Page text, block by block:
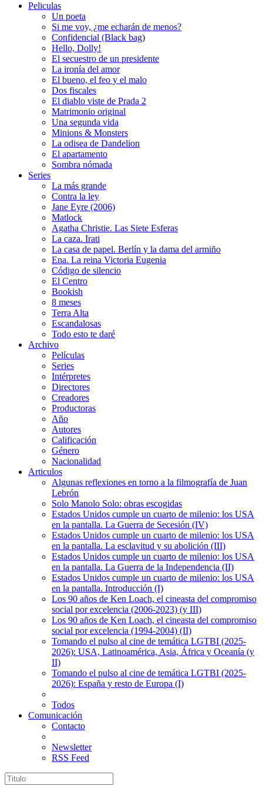
Peliculas
Un poeta
Si me voy, ¿me echarán de menos?
Confidencial (Black bag)
Hello, Dolly!
El secuestro de un presidente
La ironía del amor
El bueno, el feo y el malo
Dos fiscales
El diablo viste de Prada 2
Matrimonio original
Una segunda vida
Minions & Monsters
La odisea de Dandelion
El apartamento
Sombra nómada
Series
La más grande
Contra la ley
Jane Eyre (2006)
Matlock
Agatha Christie. Las Siete Esferas
La caza. Irati
La casa de papel. Berlín y la dama del armiño
Ena. La reina Victoria Eugenia
Código de silencio
El Centro
Bookish
8 meses
Terra Alta
Escandalosas
Todo esto te daré
Archivo
Películas
Series
Intérpretes
Directores
Creadores
Productoras
Año
Autores
Calificación
Género
Nacionalidad
Articulos
Algunas reflexiones en torno a la filmografía de Juan
Lebrón
Solo Manolo Solo: obras escogidas
Estados Unidos cumple un cuarto de milenio: los USA
en la pantalla. La Guerra de Secesión (IV)
Estados Unidos cumple un cuarto de milenio: los USA
en la pantalla. La esclavitud y su abolición (III)
Estados Unidos cumple un cuarto de milenio: los USA
en la pantalla. La Guerra de la Independencia (II)
Estados Unidos cumple un cuarto de milenio: los USA
en la pantalla. Introducción (I)
Los 90 años de Ken Loach, el cineasta del compromiso
social por excelencia (2006-2023) (y III)
Los 90 años de Ken Loach, el cineasta del compromiso
social por excelencia (1994-2004) (II)
Tomando el pulso al cine de temática LGTBI (2025-
2026): USA, Latinoamérica, Asia, África y Oceanía (y
II)
Tomando el pulso al cine de temática LGTBI (2025-
2026): España y resto de Europa (I)
Todos
Comunicación
Contacto
Newsletter
RSS Feed